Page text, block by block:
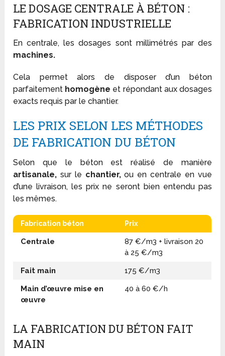
LE DOSAGE CENTRALE À BÉTON :
FABRICATION INDUSTRIELLE
En centrale, les dosages sont millimétrés par des
machines.
Cela permet alors de disposer d’un béton
parfaitement homogène et répondant aux dosages
exacts requis par le chantier.
LES PRIX SELON LES MÉTHODES
DE FABRICATION DU BÉTON
Selon que le béton est réalisé de manière
artisanale, sur le chantier,ou en centrale en vue
d’une livraison, les prix ne seront bien entendu pas
les mêmes.
Fabrication béton Prix
Centrale 87 €/m3 + livraison 20
à 25 €/m3
Fait main
175 €/m3
Main d’œuvre mise en
œuvre
40 à 60 €/h
LA FABRICATION DU BÉTON FAIT
MAIN